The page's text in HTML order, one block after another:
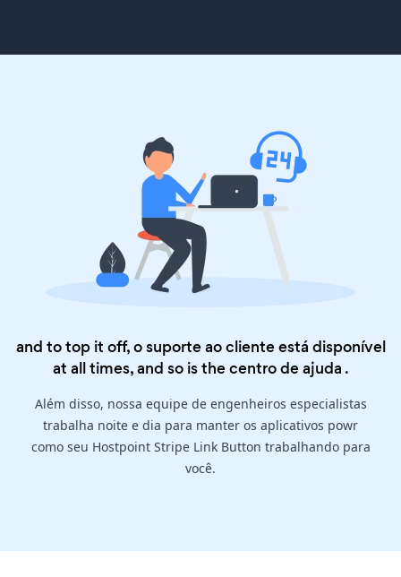
and to top it off, o suporte ao cliente está disponível
at all times, and so is thecentro de ajuda .
Além disso, nossa equipe de engenheiros especialistas
trabalha noite e dia para manter os aplicativos powr
como seu Hostpoint Stripe Link Button trabalhando para
você.